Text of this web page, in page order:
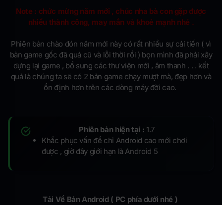
Note : chức mừng năm mới , chúc nha bà con gặp được
nhiều thành công, may mắn và khoẻ mạnh nhé .
Phiên bản chào đón năm mới này có rất nhiều sự cải tiến ( vì
bản game gốc đã quá cũ và lỗi thời rồi ) bọn mình đã phải xây
dựng lại game , bổ sung các thư viện mới , âm thanh . . . kết
quả là chúng ta sẽ có 2 bản game chạy mượt mà, đẹp hơn và
ổn định hơn trên các dòng máy đời cao.
Phiên bản hiện tại : 1.7
Khắc phục vấn đề chỉ Android cao mới chơi
được , giờ đây giới hạn là Android 5
Tải Về Bản Android ( PC phía dưới nhé )